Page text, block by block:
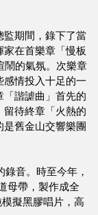
監期間，錄下了當
家在首樂章「慢板
鬧的氣氛。次樂章
情投入十足的一
諧謔曲」首先的
待終章「火熱的
舊金山交響樂團
音。時至今年，
母帶，製作成全
擬黑膠唱片，高